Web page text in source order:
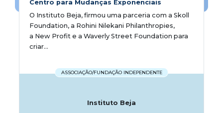
Centro para Mudanças Exponenciais
O Instituto Beja, firmou uma parceria com a Skoll
Foundation, a Rohini Nilekani Philanthropies,
a New Profit e a Waverly Street Foundation para
criar...
ASSOCIAÇÃO/FUNDAÇÃO INDEPENDENTE
Instituto Beja